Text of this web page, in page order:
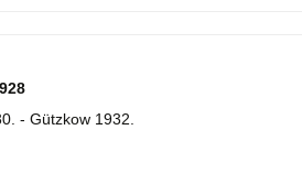
- Gützkow 1932.